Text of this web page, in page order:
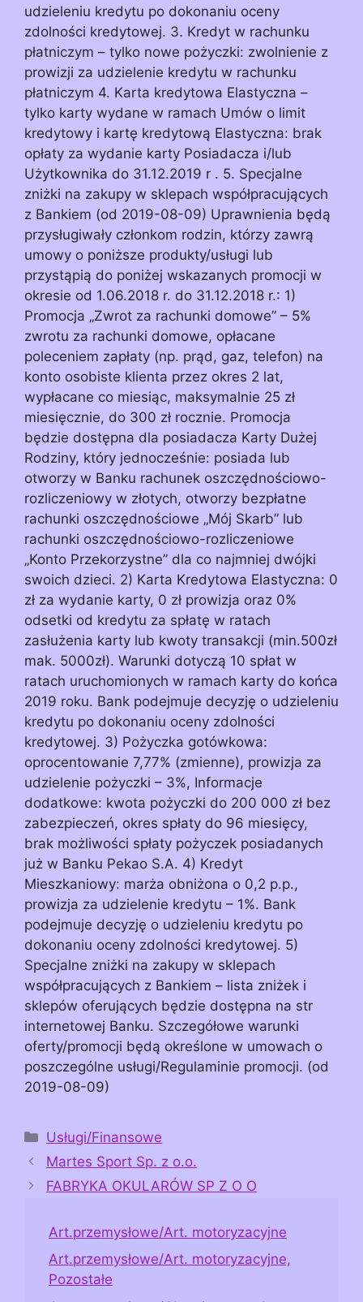
udzieleniu kredytu po dokonaniu oceny
zdolności kredytowej. 3. Kredyt w rachunku
płatniczym – tylko nowe pożyczki: zwolnienie z
prowizji za udzielenie kredytu w rachunku
płatniczym 4. Karta kredytowa Elastyczna –
tylko karty wydane w ramach Umów o limit
kredytowy i kartę kredytową Elastyczna: brak
opłaty za wydanie karty Posiadacza i/lub
Użytkownika do 31.12.2019 r . 5. Specjalne
zniżki na zakupy w sklepach współpracujących
z Bankiem (od 2019-08-09) Uprawnienia będą
przysługiwały członkom rodzin, którzy zawrą
umowy o poniższe produkty/usługi lub
przystąpią do poniżej wskazanych promocji w
okresie od 1.06.2018 r. do 31.12.2018 r.: 1)
Promocja „Zwrot za rachunki domowe” – 5%
zwrotu za rachunki domowe, opłacane
poleceniem zapłaty (np. prąd, gaz, telefon) na
konto osobiste klienta przez okres 2 lat,
wypłacane co miesiąc, maksymalnie 25 zł
miesięcznie, do 300 zł rocznie. Promocja
będzie dostępna dla posiadacza Karty Dużej
Rodziny, który jednocześnie: posiada lub
otworzy w Banku rachunek oszczędnościowo-
rozliczeniowy w złotych, otworzy bezpłatne
rachunki oszczędnościowe „Mój Skarb” lub
rachunki oszczędnościowo-rozliczeniowe
„Konto Przekorzystne” dla co najmniej dwójki
swoich dzieci. 2) Karta Kredytowa Elastyczna: 0
zł za wydanie karty, 0 zł prowizja oraz 0%
odsetki od kredytu za spłatę w ratach
zasłużenia karty lub kwoty transakcji (min.500zł
mak. 5000zł). Warunki dotyczą 10 spłat w
ratach uruchomionych w ramach karty do końca
2019 roku. Bank podejmuje decyzję o udzieleniu
kredytu po dokonaniu oceny zdolności
kredytowej. 3) Pożyczka gotówkowa:
oprocentowanie 7,77% (zmienne), prowizja za
udzielenie pożyczki – 3%, Informacje
dodatkowe: kwota pożyczki do 200 000 zł bez
zabezpieczeń, okres spłaty do 96 miesięcy,
brak możliwości spłaty pożyczek posiadanych
już w Banku Pekao S.A. 4) Kredyt
Mieszkaniowy: marża obniżona o 0,2 p.p.,
prowizja za udzielenie kredytu – 1%. Bank
podejmuje decyzję o udzieleniu kredytu po
dokonaniu oceny zdolności kredytowej. 5)
Specjalne zniżki na zakupy w sklepach
współpracujących z Bankiem – lista zniżek i
sklepów oferujących będzie dostępna na str
internetowej Banku. Szczegółowe warunki
oferty/promocji będą określone w umowach o
poszczególne usługi/Regulaminie promocji. (od
2019-08-09)
Kategorie
Usługi/Finansowe
Martes Sport Sp. z o.o.
FABRYKA OKULARÓW SP Z O O
Art.przemysłowe/Art. motoryzacyjne
Art.przemysłowe/Art. motoryzacyjne,
Pozostałe